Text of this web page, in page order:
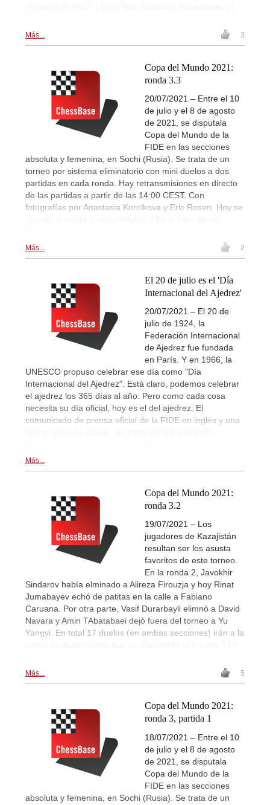
Más... 3
Copa del Mundo 2021:
ronda 3.3
20/07/2021 – Entre el 10
de julio y el 8 de agosto
de 2021, se disputala
Copa del Mundo de la
FIDE en las secciones
absoluta y femenina, en Sochi (Rusia). Se trata de un
torneo por sistema eliminatorio con mini duelos a dos
partidas en cada ronda. Hay retransmisiones en directo
de las partidas a partir de las 14:00 CEST. Con
fotografías por Anastasia Korolkova y Eric Rosen. Hoy se
Más... 2
El 20 de julio es el 'Día
Internacional del Ajedrez'
20/07/2021 – El 20 de
julio de 1924, la
Federación Internacional
de Ajedrez fue fundada
en París. Y en 1966, la
UNESCO propuso celebrar ese día como "Día
Internacional del Ajedrez". Está claro, podemos celebrar
el ajedrez los 365 días al año. Pero como cada cosa
necesita su día oficial, hoy es el del ajedrez. El
comunicado de prensa oficial de la FIDE en inglés y una
Más...
Copa del Mundo 2021:
ronda 3.2
19/07/2021 – Los
jugadores de Kazajistán
resultan ser los asusta
favoritos de este torneo.
En la ronda 2, Javokhir
Sindarov había elminado a Alireza Firouzja y hoy Rinat
Jumabayev echó de patitas en la calle a Fabiano
Caruana. Por otra parte, Vasif Durarbayli elimnó a David
Navara y Amin TAbatabaei dejó fuera del torneo a Yu
Yangyi. En total 17 duelos (en ambas secciones) irán a la
Más... 5
Copa del Mundo 2021:
ronda 3, partida 1
18/07/2021 – Entre el 10
de julio y el 8 de agosto
de 2021, se disputala
Copa del Mundo de la
FIDE en las secciones
absoluta y femenina, en Sochi (Rusia). Se trata de un